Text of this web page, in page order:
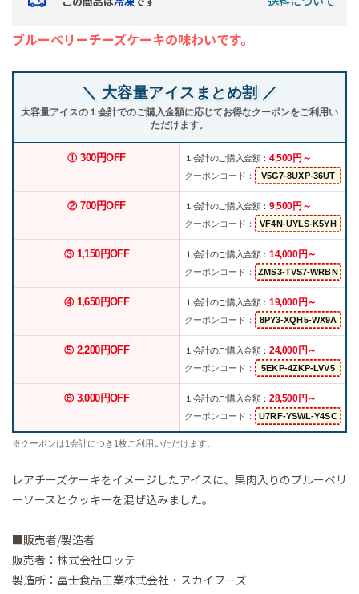
ブルーベリーチーズケーキの味わいです。
＼ 大容量アイスまとめ割 ／
大容量アイスの１会計でのご購入金額に応じてお得なクーポンをご利用い
ただけます。
① 300円OFF １会計のご購入金額： 4,500円～
クーポンコード：
② 700円OFF １会計のご購入金額： 9,500円～
クーポンコード：
③ 1,150円OFF １会計のご購入金額： 14,000円～
クーポンコード：
④ 1,650円OFF １会計のご購入金額： 19,000円～
クーポンコード：
⑤ 2,200円OFF １会計のご購入金額： 24,000円～
クーポンコード：
⑥ 3,000円OFF １会計のご購入金額： 28,500円～
クーポンコード：
※クーポンは1会計につき1枚ご利用いただけます。
レアチーズケーキをイメージしたアイスに、果肉入りのブルーベリ
ーソースとクッキーを混ぜ込みました。
■販売者/製造者
販売者：株式会社ロッテ
製造所：冨士食品工業株式会社・スカイフーズ